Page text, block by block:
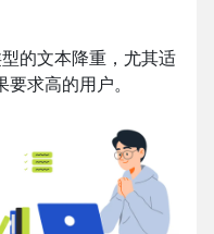
型的文本降重，尤其适
求高的用户。